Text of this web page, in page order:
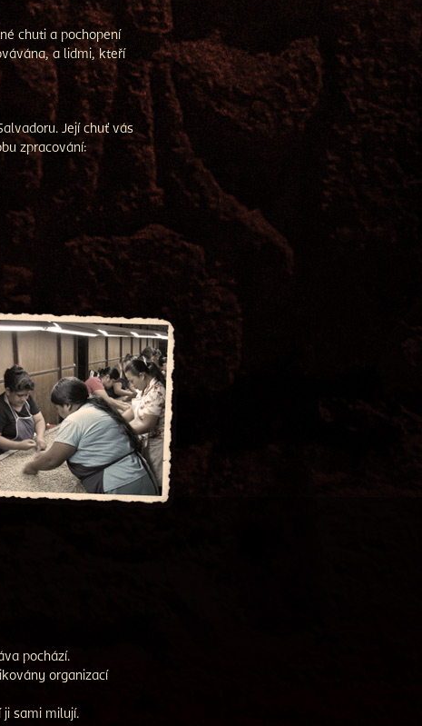
chuti a pochopení
a lidmi, kteří
Její chuť vás
zpracování:
pochází.
organizací
sami milují.